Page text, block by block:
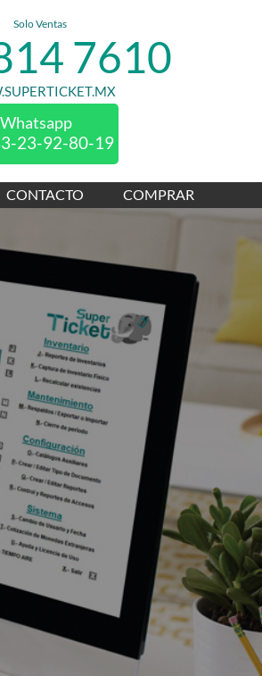
Solo Ventas
7610
Whatsapp
23-92-80-19
CONTACTO COMPRAR